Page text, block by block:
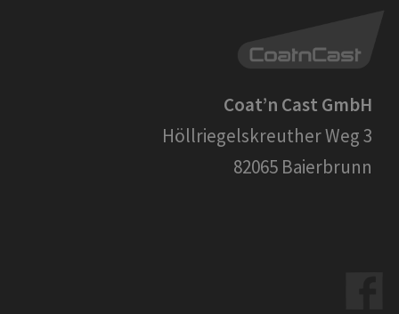
Coat’n Cast GmbH
Höllriegelskreuther Weg 3
82065 Baierbrunn